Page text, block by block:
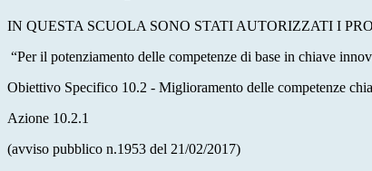
IN QUESTA SCUOLA SONO STATI AUTORIZZATI I
“Per il potenziamento delle competenze di base in chiave
Obiettivo Specifico 10.2 - Miglioramento delle competenze
Azione 10.2.1
(avviso pubblico n.1953 del 21/02/2017)